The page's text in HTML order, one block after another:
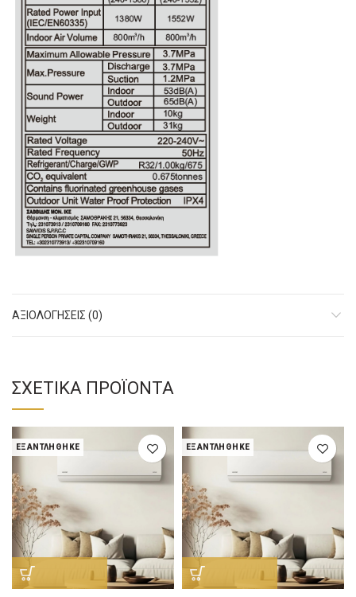
ΑΞΙΟΛΟΓΉΣΕΙΣ (0)
ΣΧΕΤΙΚΆ ΠΡΟΪΌΝΤΑ
ΕΞΑΝΤΛΉΘΗΚΕ ΕΞΑΝΤΛΉΘΗΚΕ